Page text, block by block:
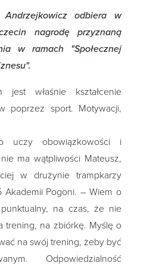
Andrzejkowicz odbiera w
nagrodę przyznaną
w ramach "Społecznej
jest właśnie kształcenie
poprzez sport. Motywacji,
obowiązkowości i
ma wątpliwości Mateusz,
w drużynie trampkarzy
Akademii Pogoni. – Wiem o
na czas, że nie
trening, na zbiórkę. Myślę o
na swój trening, żeby być
Odpowiedzialność